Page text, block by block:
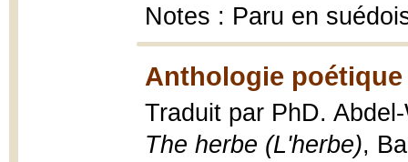
Notes : Paru en
Anthologie poétique
Traduit par PhD.
The herbe (L'herbe),